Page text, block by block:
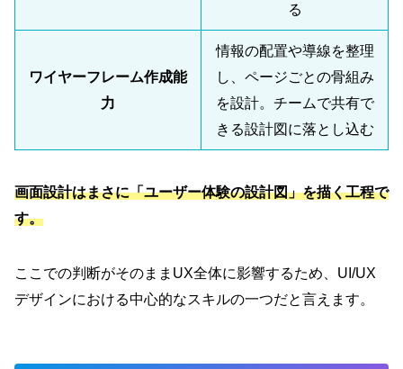
る
ワイヤーフレーム作成能
力
情報の配置や導線を整理
し、ページごとの骨組み
を設計。チームで共有で
きる設計図に落とし込む
画面設計はまさに「ユーザー体験の設計図」を描く工程で
す。
ここでの判断がそのままUX全体に影響するため、UI/UX
デザインにおける中心的なスキルの一つだと言えます。